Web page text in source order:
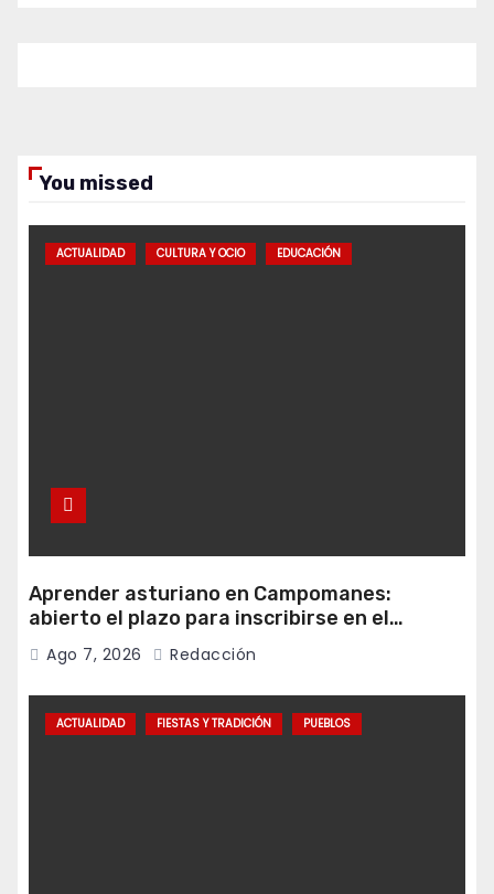
You missed
ACTUALIDAD CULTURA Y OCIO EDUCACIÓN
Aprender asturiano en Campomanes:
abierto el plazo para inscribirse en el
programa Falamos
Ago 7, 2026 Redacción
ACTUALIDAD FIESTAS Y TRADICIÓN PUEBLOS